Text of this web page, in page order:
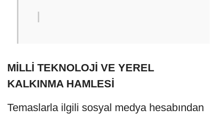
MİLLİ TEKNOLOJİ VE YEREL
KALKINMA HAMLESİ
Temaslarla ilgili sosyal medya hesabından